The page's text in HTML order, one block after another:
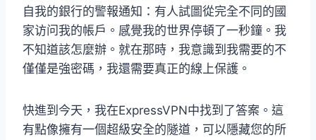
自我的銀行的警報通知：有人試圖從完全不同的國
家访问我的帳戶。感覺我的世界停頓了一秒鐘。我
不知道該怎麼辦。就在那時，我意識到我需要的不
僅僅是強密碼，我還需要真正的線上保護。
快進到今天，我在ExpressVPN中找到了答案。這
有點像擁有一個超級安全的隧道，可以隱藏您的所